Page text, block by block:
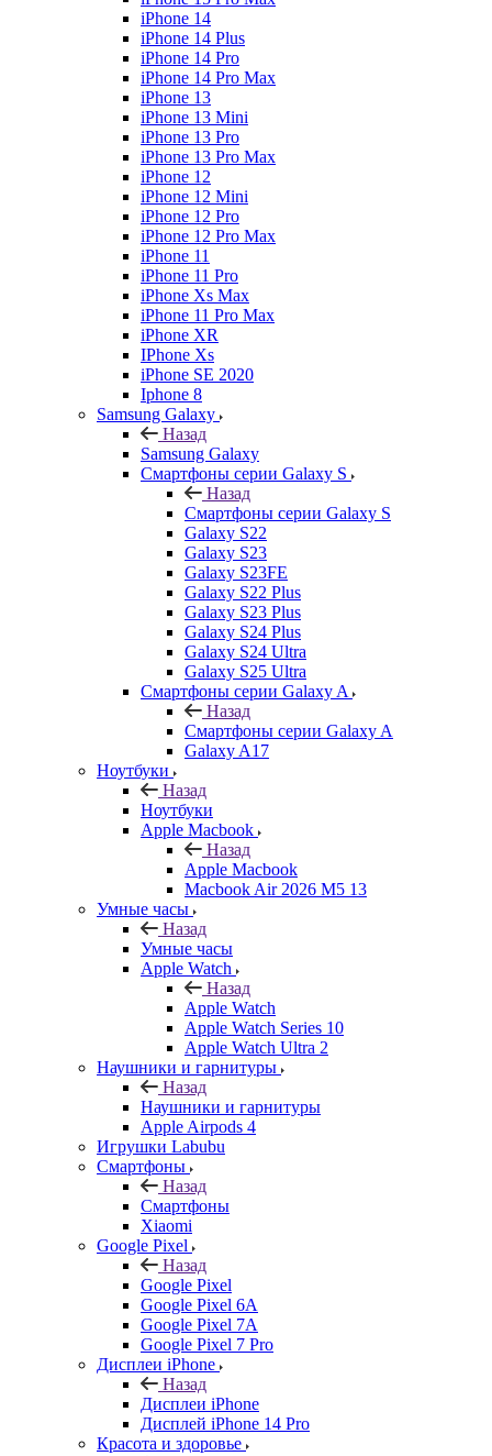
iPhone 14
iPhone 14 Plus
iPhone 14 Pro
iPhone 14 Pro Max
iPhone 13
iPhone 13 Mini
iPhone 13 Pro
iPhone 13 Pro Max
iPhone 12
iPhone 12 Mini
iPhone 12 Pro
iPhone 12 Pro Max
iPhone 11
iPhone 11 Pro
iPhone Xs Max
iPhone 11 Pro Max
iPhone XR
IPhone Xs
iPhone SE 2020
Iphone 8
Samsung Galaxy
Назад
Samsung Galaxy
Смартфоны серии Galaxy S
Назад
Смартфоны серии Galaxy S
Galaxy S22
Galaxy S23
Galaxy S23FE
Galaxy S22 Plus
Galaxy S23 Plus
Galaxy S24 Plus
Galaxy S24 Ultra
Galaxy S25 Ultra
Смартфоны серии Galaxy A
Назад
Смартфоны серии Galaxy A
Galaxy A17
Ноутбуки
Назад
Ноутбуки
Apple Macbook
Назад
Apple Macbook
Macbook Air 2026 M5 13
Умные часы
Назад
Умные часы
Apple Watch
Назад
Apple Watch
Apple Watch Series 10
Apple Watch Ultra 2
Наушники и гарнитуры
Назад
Наушники и гарнитуры
Apple Airpods 4
Игрушки Labubu
Смартфоны
Назад
Смартфоны
Xiaomi
Google Pixel
Назад
Google Pixel
Google Pixel 6A
Google Pixel 7А
Google Pixel 7 Pro
Дисплеи iPhone
Назад
Дисплеи iPhone
Дисплей iPhone 14 Pro
Красота и здоровье